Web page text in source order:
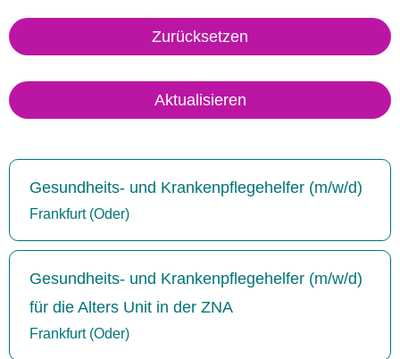
Zurücksetzen
Aktualisieren
Gesundheits- und Krankenpflegehelfer (m/w/d)
Frankfurt (Oder)
Gesundheits- und Krankenpflegehelfer (m/w/d)
für die Alters Unit in der ZNA
Frankfurt (Oder)